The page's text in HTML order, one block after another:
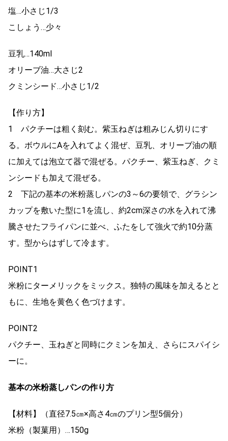
塩…小さじ1/3
こしょう…少々
豆乳…140ml
オリーブ油…大さじ2
クミンシード…小さじ1/2
【作り方】
1 パクチーは粗く刻む。紫玉ねぎは粗みじん切りにす
る。ボウルにAを入れてよく混ぜ、豆乳、オリーブ油の順
に加えては泡立て器で混ぜる。パクチー、紫玉ねぎ、クミ
ンシードも加えて混ぜる。
2 下記の基本の米粉蒸しパンの3～6の要領で、グラシン
カップを敷いた型に1を流し、約2cm深さの水を入れて沸
騰させたフライパンに並べ、ふたをして強火で約10分蒸
す。型からはずして冷ます。
POINT1
米粉にターメリックをミックス。独特の風味を加えるとと
もに、生地を黄色く色づけます。
POINT2
パクチー、玉ねぎと同時にクミンを加え、さらにスパイシ
ーに。
基本の米粉蒸しパンの作り方
【材料】（直径7.5㎝×高さ4㎝のプリン型5個分）
米粉（製菓用）…150g